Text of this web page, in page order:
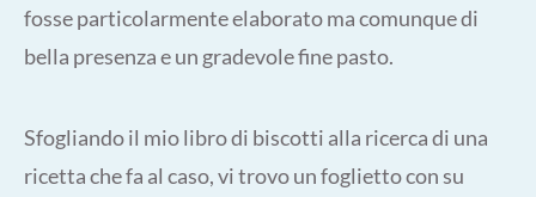
fosse particolarmente elaborato ma comunque di
bella presenza e un gradevole fine pasto.
Sfogliando il mio libro di biscotti alla ricerca di una
ricetta che fa al caso, vi trovo un foglietto con su